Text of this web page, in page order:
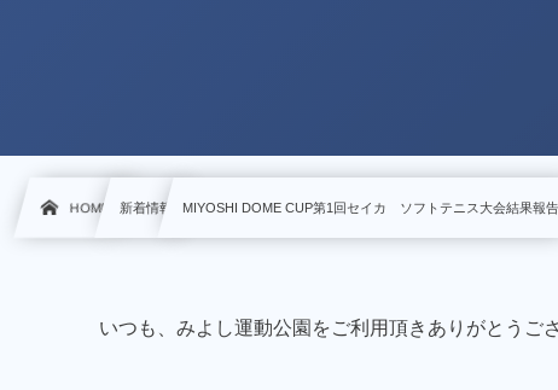
HOME 新着情報 MIYOSHI DOME CUP第1回セイカ ソフトテニス大会結果報告
いつも、みよし運動公園をご利用頂きありがとうご